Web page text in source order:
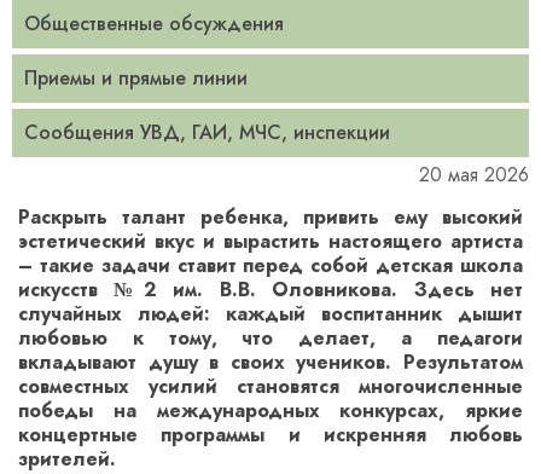
Общественные обсуждения
Приемы и прямые линии
Сообщения УВД, ГАИ, МЧС, инспекции
20 мая 2026
Раскрыть талант ребенка, привить ему высокий
эстетический вкус и вырастить настоящего артиста
– такие задачи ставит перед собой детская школа
искусств №2 им. В.В. Оловникова. Здесь нет
случайных людей: каждый воспитанник дышит
любовью к тому, что делает, а педагоги
вкладывают душу в своих учеников. Результатом
совместных усилий становятся многочисленные
победы на международных конкурсах, яркие
концертные программы и искренняя любовь
зрителей.